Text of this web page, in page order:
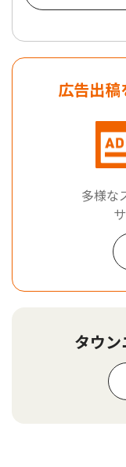
広告出稿
多様な
タウン